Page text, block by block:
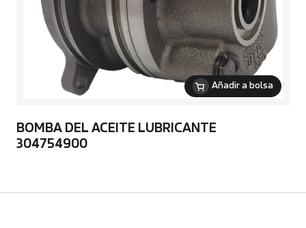
Añadir a bolsa
BOMBA DEL ACEITE LUBRICANTE
304754900